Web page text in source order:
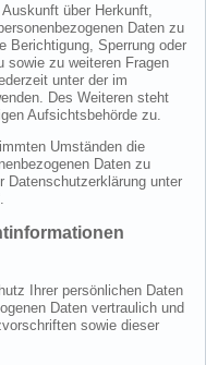
über Herkunft,
Daten zu
Berichtigung, Sperrung oder
sowie zu weiteren Fragen
unter der im
Des Weiteren steht
Aufsichtsbehörde zu.
Umständen die
Daten zu
Datenschutzerklärung unter
Ihrer persönlichen Daten
Daten vertraulich und
sowie dieser